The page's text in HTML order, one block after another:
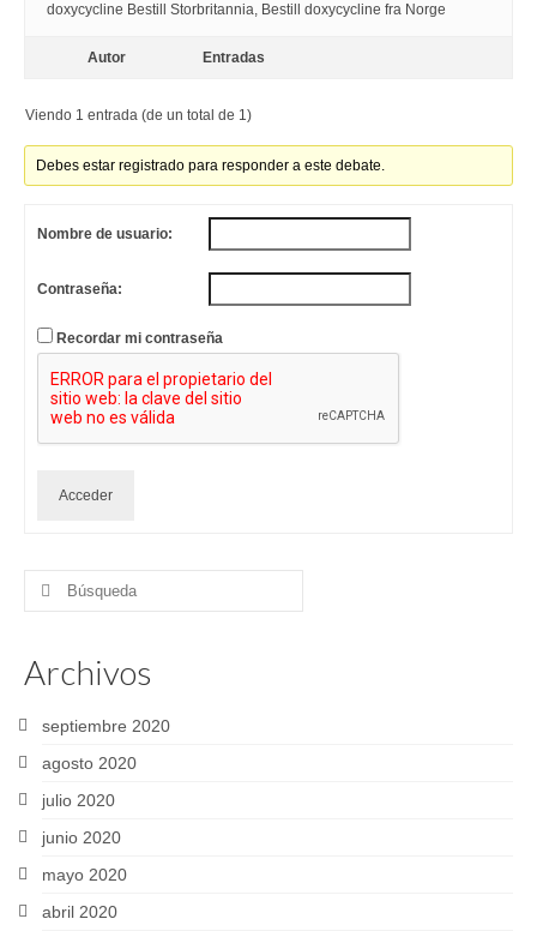
doxycycline Bestill Storbritannia, Bestill doxycycline fra Norge
Autor Entradas
Viendo 1 entrada (de un total de 1)
Debes estar registrado para responder a este debate.
Nombre de usuario:
Contraseña:
Recordar mi contraseña
Acceder
Buscar
Archivos
septiembre 2020
agosto 2020
julio 2020
junio 2020
mayo 2020
abril 2020